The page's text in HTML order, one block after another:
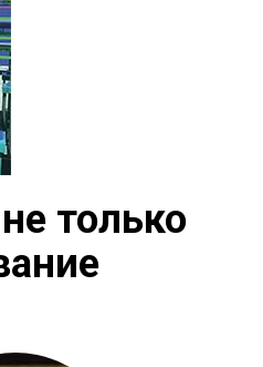
только